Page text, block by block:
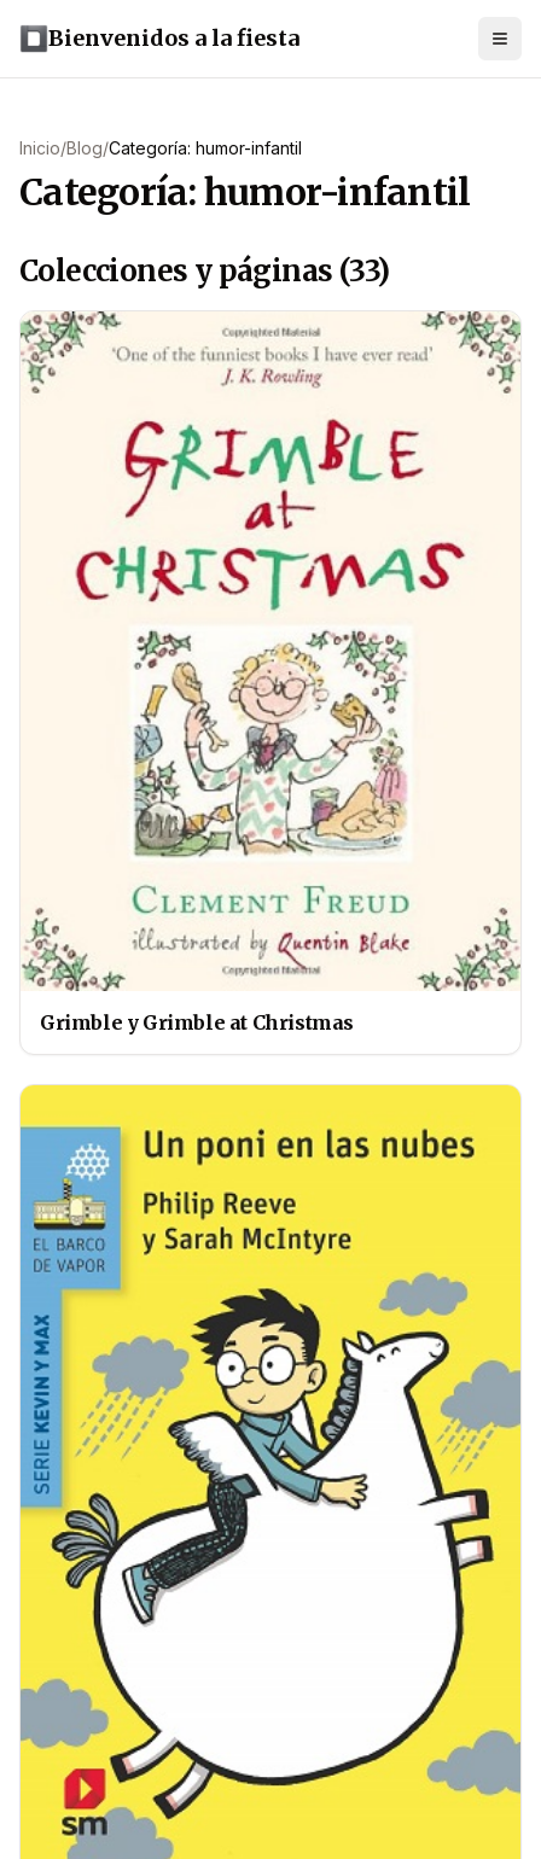
Bienvenidos a la fiesta
Inicio/Blog/Categoría: humor-infantil
Categoría: humor-infantil
Colecciones y páginas (33)
Grimble y Grimble at Christmas